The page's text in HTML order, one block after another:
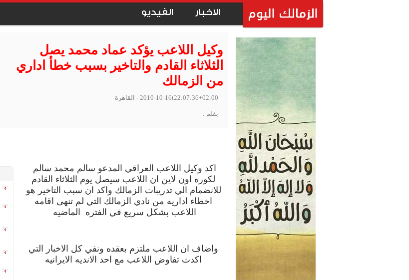
الاخبار الفيديو
وكيل اللاعب يؤكد عماد محمد يصل
الثلاثاء القادم والتاخير بسبب خطأ اداري
من الزمالك
2010-10-16t22:07:36+02:00 - القاهرة
بقلم :
اكد وكيل اللاعب العراقي المدعو سالم محمد سالم
لكوره اون لاين ان اللاعب سيصل يوم الثلاثاء القادم
للانضمام الي تدريبات الزمالك واكد ان سبب التاخير هو
اخطاء اداريه من نادي الزمالك التي لم تنهى اقامه
اللاعب بشكل سريع في الفتره الماضيه
واضاف ان اللاعب ملتزم بعقده ونفي كل الاخبار التي
اكدت تفاوض اللاعب مع احد الانديه الايرانيه